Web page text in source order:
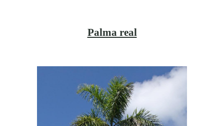
Palma real